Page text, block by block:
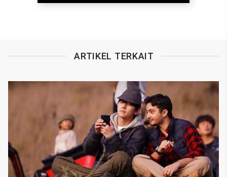
ARTIKEL TERKAIT